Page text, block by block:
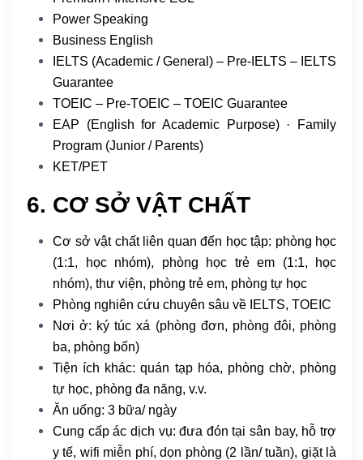
Power Speaking
Business English
IELTS (Academic / General) – Pre-IELTS – IELTS
Guarantee
TOEIC – Pre-TOEIC – TOEIC Guarantee
EAP (English for Academic Purpose) · Family
Program (Junior / Parents)
KET/PET
6. CƠ SỞ VẬT CHẤT
Cơ sở vật chất liên quan đến học tập: phòng học
(1:1, học nhóm), phòng học trẻ em (1:1, học
nhóm), thư viện, phòng trẻ em, phòng tự học
Phòng nghiên cứu chuyên sâu về IELTS, TOEIC
Nơi ở: ký túc xá (phòng đơn, phòng đôi, phòng
ba, phòng bốn)
Tiện ích khác: quán tạp hóa, phòng chờ, phòng
tự học, phòng đa năng, v.v.
Ăn uống: 3 bữa/ ngày
Cung cấp ác dịch vụ: đưa đón tại sân bay, hỗ trợ
y tế, wifi miễn phí, dọn phòng (2 lần/ tuần), giặt là